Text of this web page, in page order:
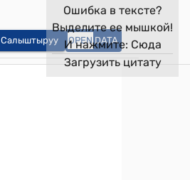
Салыштыруу OPEN DATA
Ошибка в тексте?
Выделите ее мышкой!
И нажмите: Сюда
Загрузить цитату